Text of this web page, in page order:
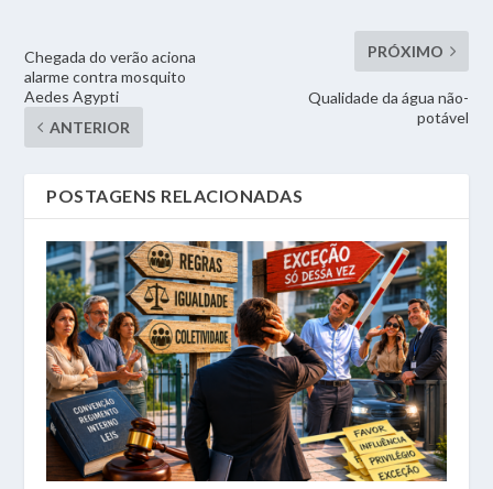
Chegada do verão aciona
alarme contra mosquito
Aedes Agypti
ANTERIOR
PRÓXIMO
Qualidade da água não-
potável
POSTAGENS RELACIONADAS